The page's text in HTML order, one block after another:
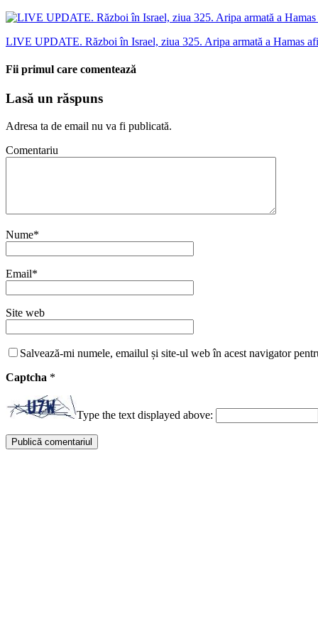
LIVE UPDATE. Război în Israel, ziua 325. Aripa armată a Hamas
Fii primul care comentează
Lasă un răspuns
Adresa ta de email nu va fi publicată.
Comentariu
Nume*
Email*
Site web
Salvează-mi numele, emailul și site-ul web în acest navigator
Captcha *
Type the text displayed above: